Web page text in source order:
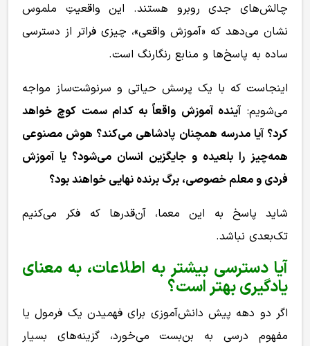
چالش‌های جدی روبرو هستند. این واقعیتِ ملموس
نشان می‌دهد که «آموزش واقعی»، چیزی فراتر از دسترسی
ساده به پاسخ‌ها و منابع رنگارنگ است.
اینجاست که با یک پرسش حیاتی و سرنوشت‌ساز مواجه
می‌شویم:آینده آموزش واقعاً به کدام سمت کوچ خواهد
کرد؟ آیا مدرسه همچنان پادشاهی می‌کند؟ هوش مصنوعی
همه‌چیز را بلعیده و جایگزین انسان می‌شود؟ یا آموزش
فردی و معلم خصوصی، برگ برنده نهایی خواهند بود؟
شاید پاسخ به این معما، آن‌قدرها که فکر می‌کنیم
تک‌بعدی نباشد.
آیا دسترسی بیشتر به اطلاعات، به معنای
یادگیری بهتر است؟
اگر دو دهه پیش دانش‌آموزی برای فهمیدن یک فرمول یا
مفهوم درسی به بن‌بست می‌خورد، گزینه‌های بسیار